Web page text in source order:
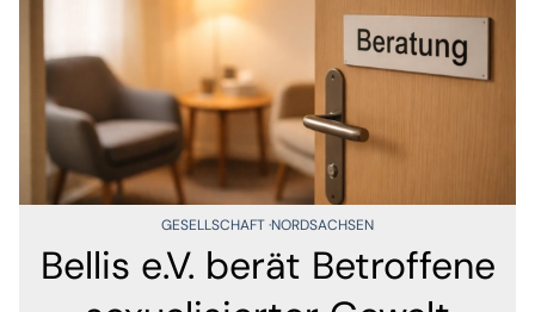
GESELLSCHAFT NORDSACHSEN
Bellis e.V. berät Betroffene